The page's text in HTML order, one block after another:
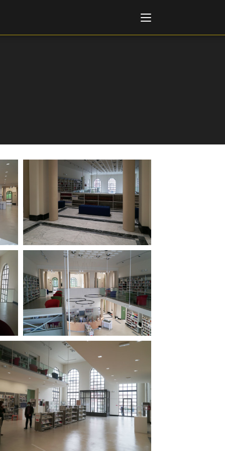
MARKETS, AWARDS
Film Festival Rotterdam
Berlin
Cannes
Festival - Bio to B Industry
Festival
d’Arte
Venezia
Film Festival
di Roma
Festival
Accedi al tuo profilo
Nuovo utente
noi
- Scuola e Lavoro
Economici per
lavori in economia